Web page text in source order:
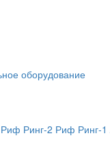
оборудование
Риф Ринг-2 Риф Ринг-1